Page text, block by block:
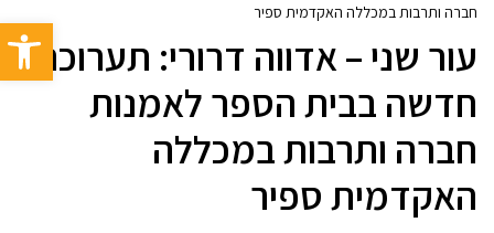
פתח
חברה ותרבות במכללה האקדמית ספיר
עור שני – אדווה דרורי: תערוכה
חדשה בבית הספר לאמנות
חברה ותרבות במכללה
האקדמית ספיר